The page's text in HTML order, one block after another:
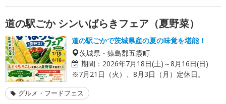
道の駅ごか シンいばらきフェア（夏野菜）
道の駅ごかで茨城県産の夏の味覚を堪能！
茨城県・猿島郡五霞町
期間： 2026年7月18日(土)～8月16日(日)
※7月21日（火）、8月3日（月）定休日。
グルメ・フードフェス